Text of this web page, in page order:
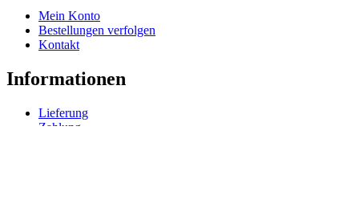
Mein Konto
Bestellungen verfolgen
Kontakt
Informationen
Lieferung
Zahlung